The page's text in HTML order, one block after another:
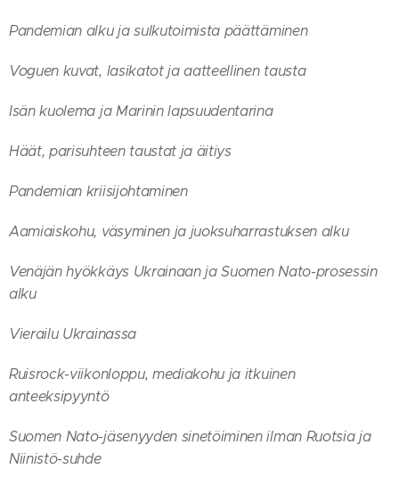
Pandemian alku ja sulkutoimista päättäminen
Voguen kuvat, lasikatot ja aatteellinen tausta
Isän kuolema ja Marinin lapsuudentarina
Häät, parisuhteen taustat ja äitiys
Pandemian kriisijohtaminen
Aamiaiskohu, väsyminen ja juoksuharrastuksen alku
Venäjän hyökkäys Ukrainaan ja Suomen Nato-prosessin
alku
Vierailu Ukrainassa
Ruisrock-viikonloppu, mediakohu ja itkuinen
anteeksipyyntö
Suomen Nato-jäsenyyden sinetöiminen ilman Ruotsia ja
Niinistö-suhde